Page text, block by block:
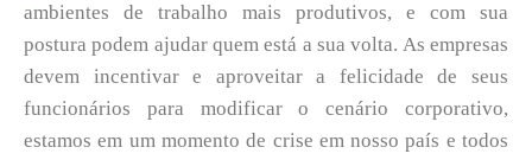
ambientes de trabalho mais produtivos, e com sua
postura podem ajudar quem está a sua volta. As empresas
devem incentivar e aproveitar a felicidade de seus
funcionários para modificar o cenário corporativo,
estamos em um momento de crise em nosso país e todos